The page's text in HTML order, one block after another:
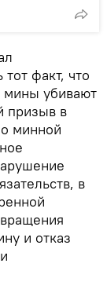
факт, что
мины убивают
призыв в
минной
в
и отказ